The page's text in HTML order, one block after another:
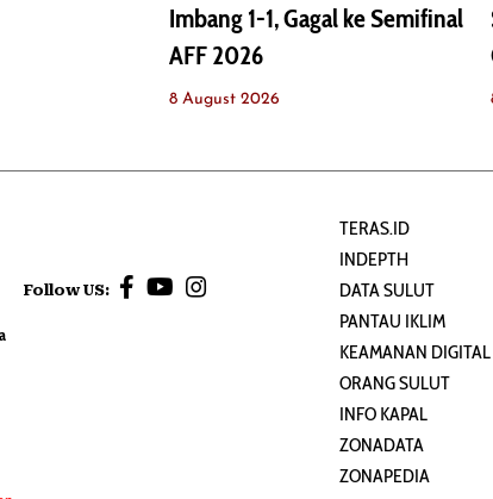
Imbang 1-1, Gagal ke Semifinal
AFF 2026
8 August 2026
Follow US:
TERAS.ID
INDEPTH
DATA SULUT
PANTAU IKLIM
KEAMANAN DIGITAL
ORANG SULUT
INFO KAPAL
ZONADATA
ZONAPEDIA